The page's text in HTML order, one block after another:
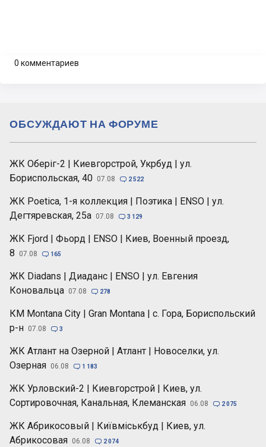
0 комментариев
ЖК Оберіг-2 | Киевгорстрой, Укрбуд | ул.
Бориспольская, 40 07.08  2 522
ЖК Poetica, 1-я коллекция | Поэтика | ENSO | ул.
Дегтяревская, 25а 07.08  3 129
ЖК Fjord | Фьорд | ENSO | Киев, Военный проезд,
8
07.08  165
ЖК Diadans | Диаданс | ENSO | ул. Евгения
Коновальца 07.08  278
КМ Montana City | Gran Montana | с. Гора, Бориспольский
р-н 07.08  3
ЖК Атлант на Озерной | Атлант | Новоселки, ул.
Озерная 06.08  1 183
ЖК Урловский-2 | Киевгорстрой | Киев, ул.
Сортировочная, Канальная, Клеманская 06.08  2 075
ЖК Абрикосовый | Київміськбуд | Киев, ул.
Абрикосовая 06.08  2 074
ОБСУЖДАЮТ НА ФОРУМЕ